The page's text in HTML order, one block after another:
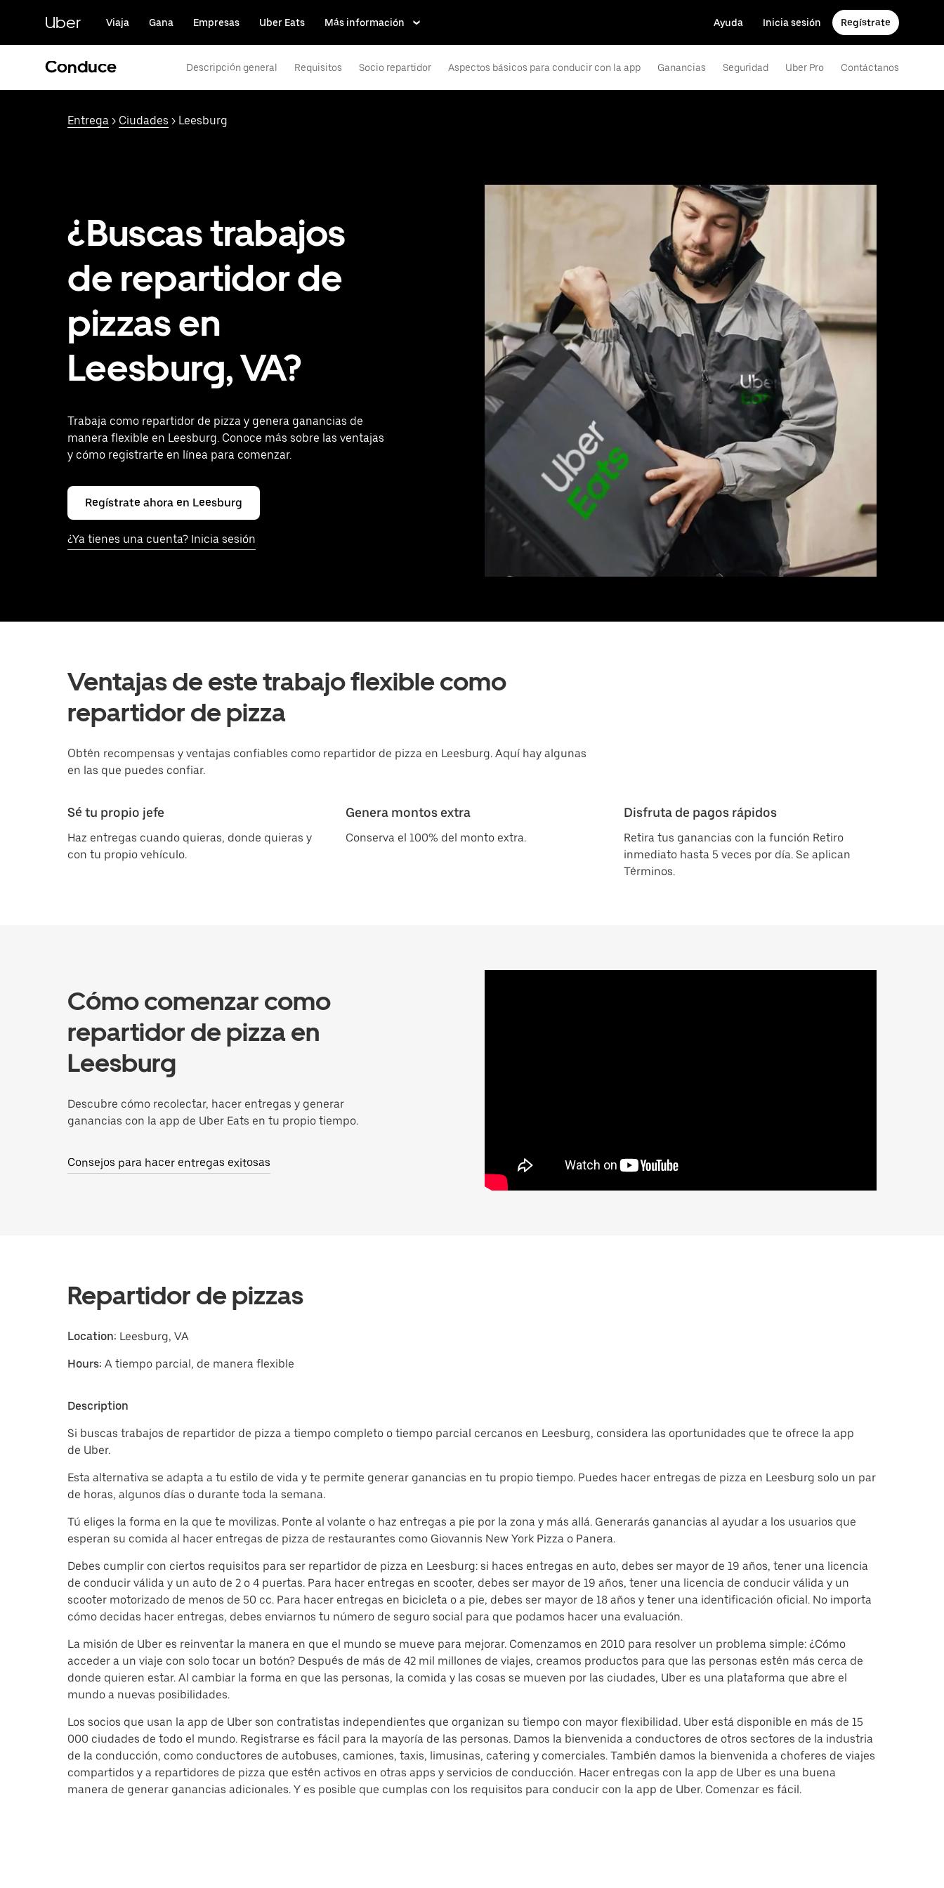
contenido
principal
Uber Viaja Gana Empresas Uber Eats Más información Ayuda Inicia sesión Regístrate
Conduce Descripción general Requisitos Socio repartidor Aspectos básicos para conducir con la app Ganancias Seguridad Uber Pro Contáctanos
Entrega > Ciudades > Leesburg
¿Buscas trabajos
de repartidor de
pizzas en
Leesburg, VA?
Trabaja como repartidor de pizza y genera ganancias de
manera flexible en Leesburg. Conoce más sobre las ventajas
y cómo registrarte en línea para comenzar.
Regístrate ahora en Leesburg
¿Ya tienes una cuenta? Inicia sesión
Ventajas de este trabajo flexible como
repartidor de pizza
Obtén recompensas y ventajas confiables como repartidor de pizza en Leesburg. Aquí hay algunas
en las que puedes confiar.
Sé tu propio jefe
Haz entregas cuando quieras, donde quieras y
con tu propio vehículo.
Genera montos extra
Conserva el 100% del monto extra.
Disfruta de pagos rápidos
Retira tus ganancias con la función Retiro
inmediato hasta 5 veces por día. Se aplican
Términos.
Cómo comenzar como
repartidor de pizza en
Leesburg
Descubre cómo recolectar, hacer entregas y generar
ganancias con la app de Uber Eats en tu propio tiempo.
Consejos para hacer entregas exitosas
Repartidor de pizzas
Location: Leesburg, VA
Hours: A tiempo parcial, de manera flexible
Description
Si buscas trabajos de repartidor de pizza a tiempo completo o tiempo parcial cercanos en Leesburg, considera las oportunidades que te ofrece la app
de Uber.
Esta alternativa se adapta a tu estilo de vida y te permite generar ganancias en tu propio tiempo. Puedes hacer entregas de pizza en Leesburg solo un par
de horas, algunos días o durante toda la semana.
Tú eliges la forma en la que te movilizas. Ponte al volante o haz entregas a pie por la zona y más allá. Generarás ganancias al ayudar a los usuarios que
esperan su comida al hacer entregas de pizza de restaurantes como Giovannis New York Pizza o Panera.
Debes cumplir con ciertos requisitos para ser repartidor de pizza en Leesburg: si haces entregas en auto, debes ser mayor de 19 años, tener una licencia
de conducir válida y un auto de 2 o 4 puertas. Para hacer entregas en scooter, debes ser mayor de 19 años, tener una licencia de conducir válida y un
scooter motorizado de menos de 50 cc. Para hacer entregas en bicicleta o a pie, debes ser mayor de 18 años y tener una identificación oficial. No importa
cómo decidas hacer entregas, debes enviarnos tu número de seguro social para que podamos hacer una evaluación.
La misión de Uber es reinventar la manera en que el mundo se mueve para mejorar. Comenzamos en 2010 para resolver un problema simple: ¿Cómo
acceder a un viaje con solo tocar un botón? Después de más de 42 mil millones de viajes, creamos productos para que las personas estén más cerca de
donde quieren estar. Al cambiar la forma en que las personas, la comida y las cosas se mueven por las ciudades, Uber es una plataforma que abre el
mundo a nuevas posibilidades.
Los socios que usan la app de Uber son contratistas independientes que organizan su tiempo con mayor flexibilidad. Uber está disponible en más de 15
000 ciudades de todo el mundo. Registrarse es fácil para la mayoría de las personas. Damos la bienvenida a conductores de otros sectores de la industria
de la conducción, como conductores de autobuses, camiones, taxis, limusinas, catering y comerciales. También damos la bienvenida a choferes de viajes
compartidos y a repartidores de pizza que estén activos en otras apps y servicios de conducción. Hacer entregas con la app de Uber es una buena
manera de generar ganancias adicionales. Y es posible que cumplas con los requisitos para conducir con la app de Uber. Comenzar es fácil.